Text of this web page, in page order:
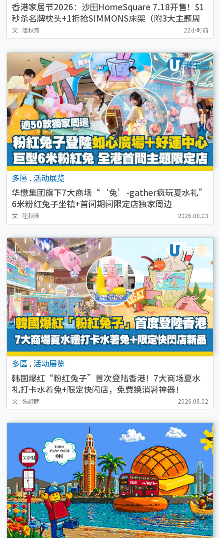
香港家居节2026：沙田HomeSquare 7.18开售！$1
秒杀名牌枕头+1折抢SIMMONS床架（附3大主题周
必抢清单）
文 : 陸秋燕 22小时前
多區 . 活动展览
华懋集团旗下7大商场“‘兔’-gather疯玩夏水礼”
6米粉红兔子坐镇+首间期间限定店独家周边
文 : 陸秋燕 2026.08.03
多區 . 活动展览
韩国爆红“粉红兔子”首次登陆香港！7大商场夏水
礼打卡水着兔+限定快闪店，免费换消暑神器！
文 : 張詩朗 2026.08.02